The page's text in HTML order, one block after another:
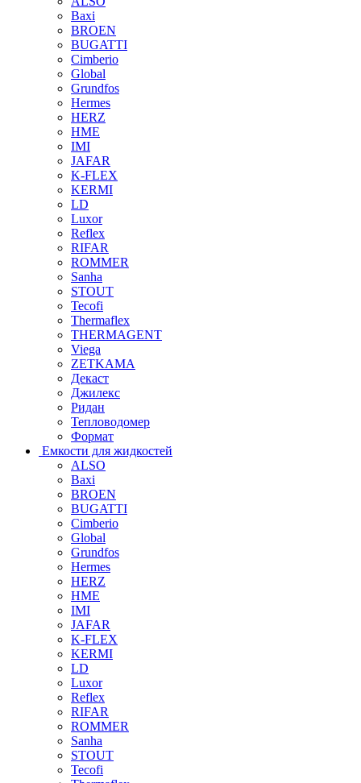
Baxi
BROEN
BUGATTI
Cimberio
Global
Grundfos
Hermes
HERZ
HME
IMI
JAFAR
K-FLEX
KERMI
LD
Luxor
Reflex
RIFAR
ROMMER
Sanha
STOUT
Tecofi
Thermaflex
THERMAGENT
Viega
ZETKAMA
Декаст
Джилекс
Ридан
Тепловодомер
Формат
Емкости для жидкостей
ALSO
Baxi
BROEN
BUGATTI
Cimberio
Global
Grundfos
Hermes
HERZ
HME
IMI
JAFAR
K-FLEX
KERMI
LD
Luxor
Reflex
RIFAR
ROMMER
Sanha
STOUT
Tecofi